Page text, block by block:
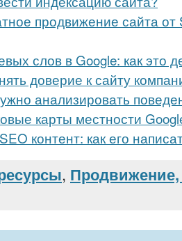
продвижение сайта
слов в Google: как это
доверие к сайту
анализировать
карты местности
контент: как его
, Продвижение,